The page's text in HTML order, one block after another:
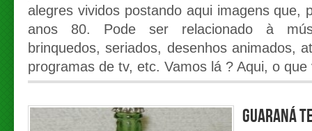
alegres vividos postando aqui imagens que,
anos 80. Pode ser relacionado à
brinquedos, seriados, desenhos animados,
programas de tv, etc. Vamos lá ? Aqui, o
GUARANÁ